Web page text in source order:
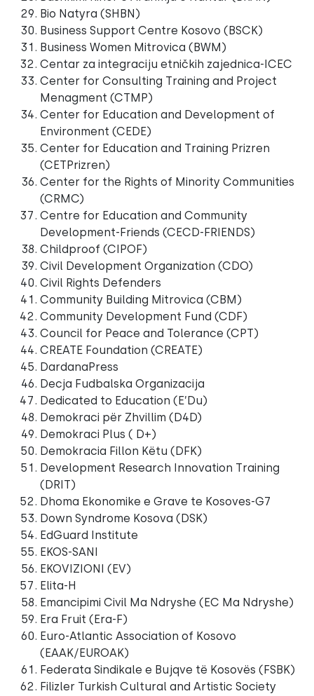
Bio Natyra (SHBN)
Business Support Centre Kosovo (BSCK)
Business Women Mitrovica (BWM)
Centar za integraciju etničkih zajednica-ICEC
Center for Consulting Training and Project
Menagment (CTMP)
Center for Education and Development of
Environment (CEDE)
Center for Education and Training Prizren
(CETPrizren)
Center for the Rights of Minority Communities
(CRMC)
Centre for Education and Community
Development-Friends (CECD-FRIENDS)
Childproof (CIPOF)
Civil Development Organization (CDO)
Civil Rights Defenders
Community Building Mitrovica (CBM)
Community Development Fund (CDF)
Council for Peace and Tolerance (CPT)
CREATE Foundation (CREATE)
DardanaPress
Decja Fudbalska Organizacija
Dedicated to Education (E’Du)
Demokraci për Zhvillim (D4D)
Demokraci Plus ( D+)
Demokracia Fillon Këtu (DFK)
Development Research Innovation Training
(DRIT)
Dhoma Ekonomike e Grave te Kosoves-G7
Down Syndrome Kosova (DSK)
EdGuard Institute
EKOS-SANI
EKOVIZIONI (EV)
Elita-H
Emancipimi Civil Ma Ndryshe (EC Ma Ndryshe)
Era Fruit (Era-F)
Euro-Atlantic Association of Kosovo
(EAAK/EUROAK)
Federata Sindikale e Bujqve të Kosovës (FSBK)
Filizler Turkish Cultural and Artistic Society